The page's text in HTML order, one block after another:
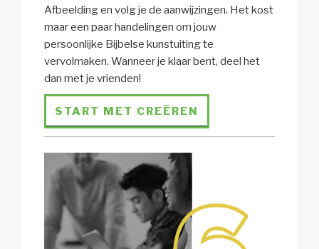
Afbeelding en volg je de aanwijzingen. Het kost
maar een paar handelingen om jouw
persoonlijke Bijbelse kunstuiting te
vervolmaken. Wanneer je klaar bent, deel het
dan met je vrienden!
START MET CREËREN